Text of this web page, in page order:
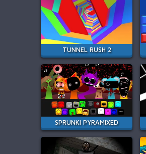
TUNNEL RUSH 2
SPRUNKI PYRAMIXED